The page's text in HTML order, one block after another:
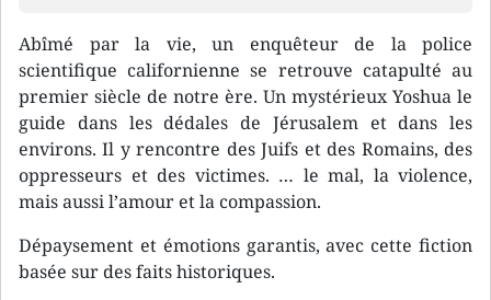
Abîmé par la vie, un enquêteur de la police
scientifique californienne se retrouve catapulté au
premier siècle de notre ère. Un mystérieux Yoshua le
guide dans les dédales de Jérusalem et dans les
environs. Il y rencontre des Juifs et des Romains, des
oppresseurs et des victimes. … le mal, la violence,
mais aussi l’amour et la compassion.
Dépaysement et émotions garantis, avec cette fiction
basée sur des faits historiques.